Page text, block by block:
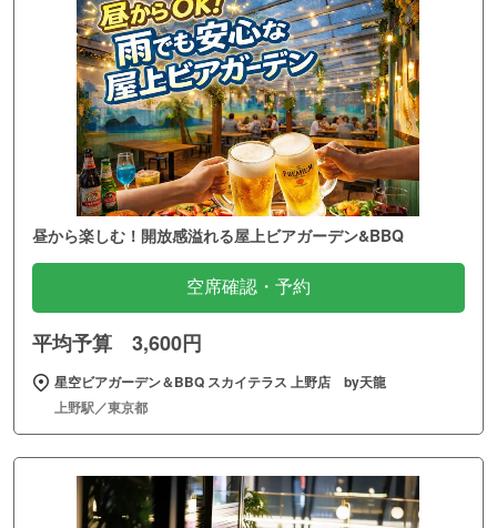
昼から楽しむ！開放感溢れる屋上ビアガーデン&BBQ
空席確認・予約
平均予算 3,600円
星空ビアガーデン＆BBQ スカイテラス 上野店 by天龍
上野駅／東京都